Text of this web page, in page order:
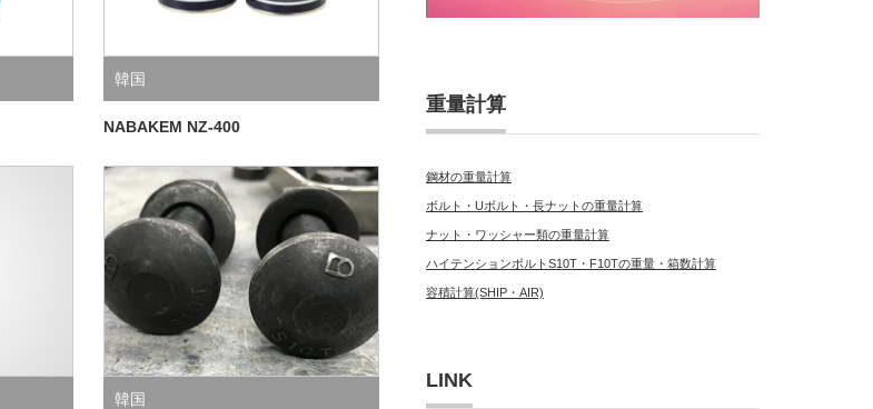
韓国
NABAKEM NZ-400
韓国
重量計算
鋼材の重量計算
ボルト・Uボルト・長ナットの重量計算
ナット・ワッシャー類の重量計算
ハイテンションボルトS10T・F10Tの重量・箱数計算
容積計算(SHIP・AIR)
LINK